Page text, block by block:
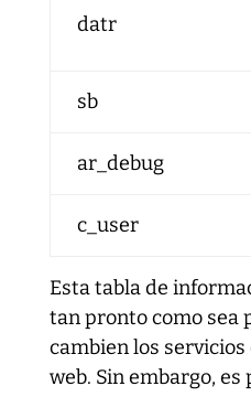
datr
sb
ar_debug
c_user
Esta tabla de
tan pronto como sea
cambien los
web. Sin embargo,